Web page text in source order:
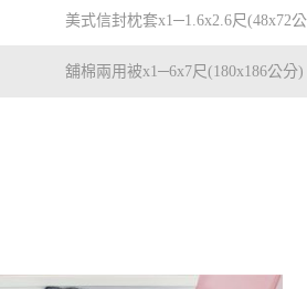
美式信封枕套x1─1.6x2.6尺(48x72
舖棉兩用被x1─6x7尺(180x186公分)